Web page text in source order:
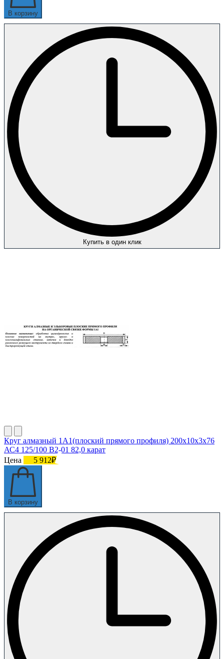
В корзину
Купить в один клик
Круг алмазный 1А1(плоский прямого профиля) 200х10х3х76
АС4 125/100 В2-01 82,0 карат
Цена
5 912₽
В корзину